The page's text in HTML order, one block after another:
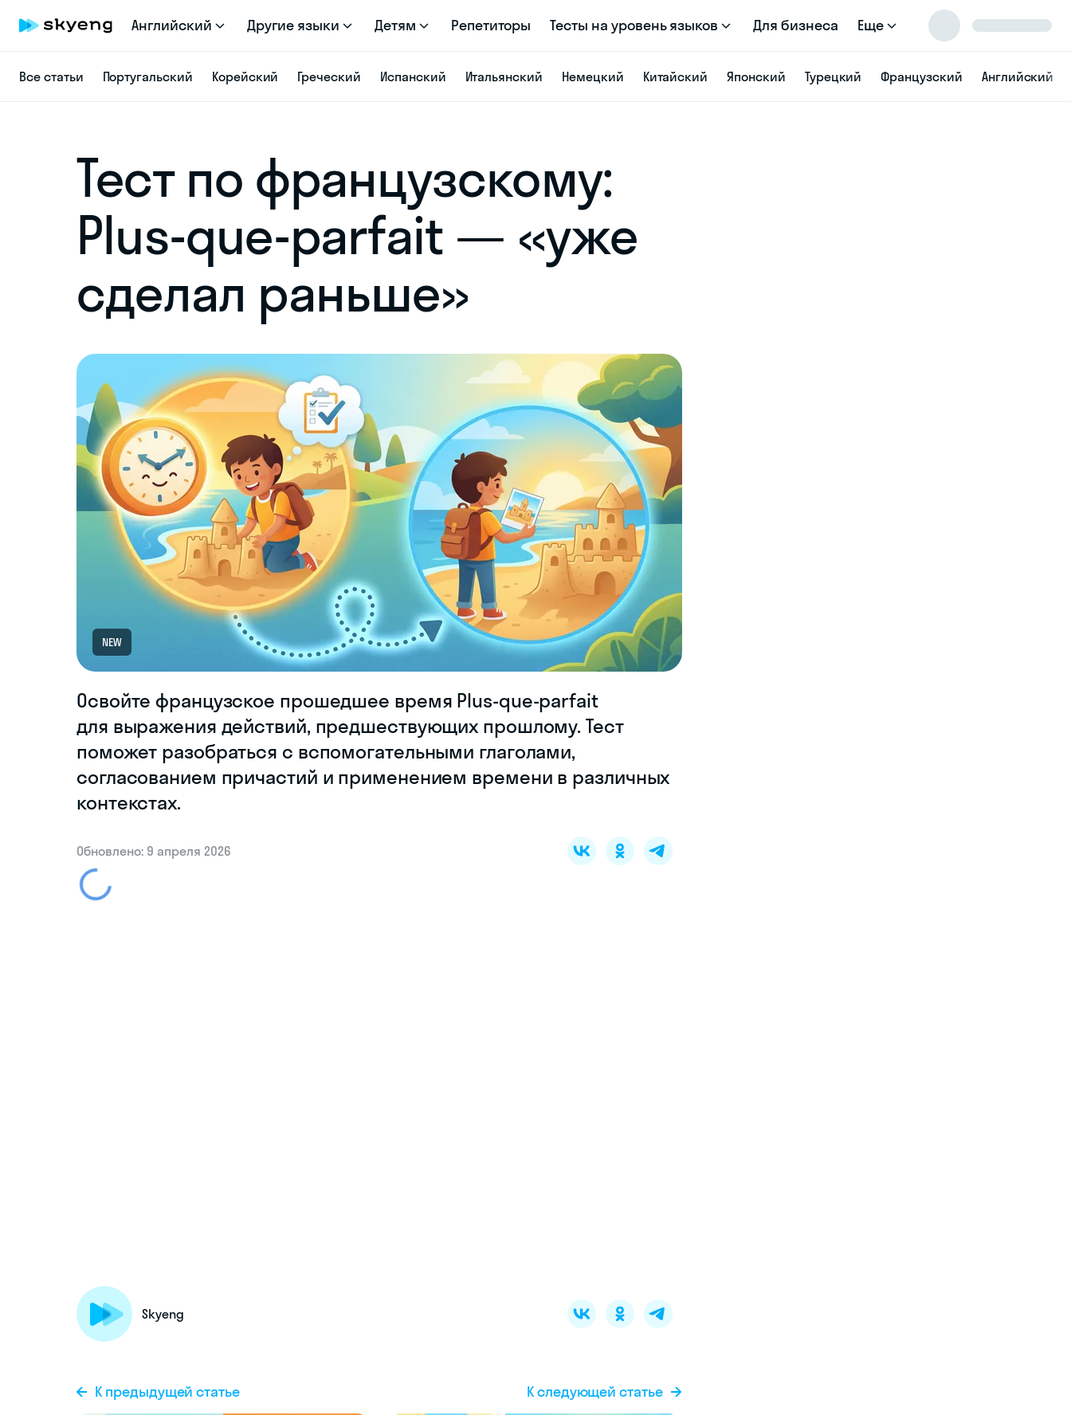
Английский Другие языки Детям Репетиторы Тесты на уровень языков Для бизнеса Еще
Все статьи Португальский Корейский Греческий Испанский Итальянский Немецкий Китайский Японский Турецкий Французский Английский
Тест по французскому:
Plus-que-parfait — «уже
сделал раньше»
NEW
Освойте французское прошедшее время Plus-que-parfait
для выражения действий, предшествующих прошлому. Тест
поможет разобраться с вспомогательными глаголами,
согласованием причастий и применением времени в различных
контекстах.
Обновлено: 9 апреля 2026
Skyeng
К предыдущей статье К следующей статье